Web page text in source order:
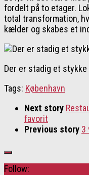
fordelt på to etager.
total transformation,
kælder og skabes et
Der er stadig et
Tags: København
Next story
favorit
Previous story 3
Follow: